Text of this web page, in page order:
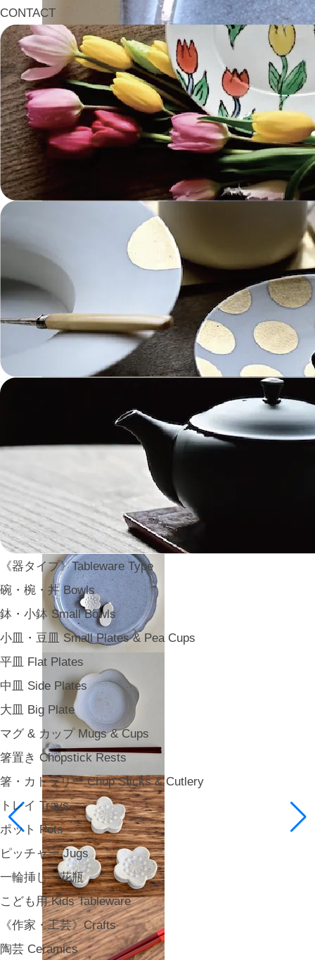
CONTACT
《器タイプ》Tableware Type
碗・椀・丼 Bowls
鉢・小鉢 Small Bowls
小皿・豆皿 Small Plates & Pea Cups
平皿 Flat Plates
中皿 Side Plates
大皿 Big Plate
マグ & カップ Mugs & Cups
箸置き Chopstick Rests
箸・カトラリー Chop Sticks & Cutlery
トレイ Trays
ポット Pots
ピッチャー Jugs
一輪挿し・花瓶
こども用 Kids Tableware
《作家・工芸》Crafts
陶芸 Ceramics